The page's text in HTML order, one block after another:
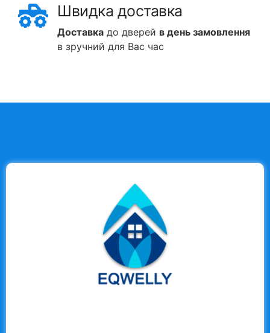
Швидка доставка
Доставка до дверей в день замовлення
в зручний для Вас час